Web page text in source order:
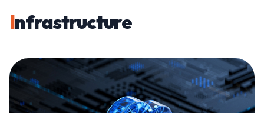
Infrastructure